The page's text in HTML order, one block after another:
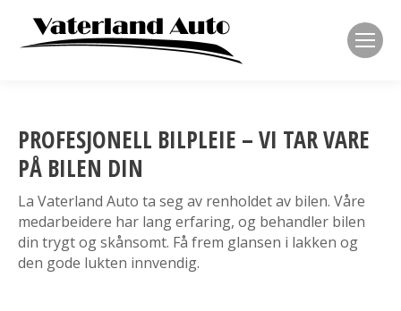
PROFESJONELL BILPLEIE – VI TAR VARE
PÅ BILEN DIN
La Vaterland Auto ta seg av renholdet av bilen. Våre
medarbeidere har lang erfaring, og behandler bilen
din trygt og skånsomt. Få frem glansen i lakken og
den gode lukten innvendig.